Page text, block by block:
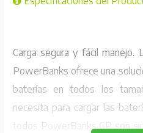
Carga segura y fácil manejo.
PowerBanks ofrece una
baterías en todos los
necesita para cargar las
todos PowerBanks GP son